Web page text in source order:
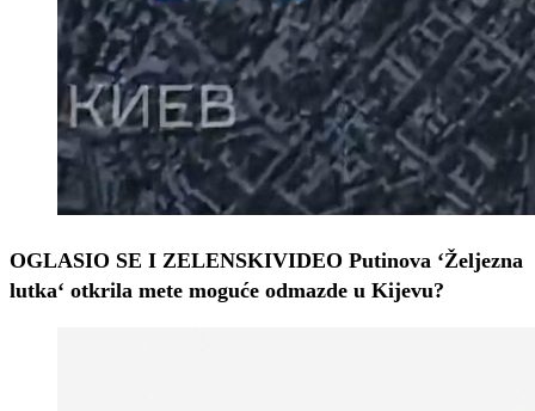
OGLASIO SE I ZELENSKIVIDEO Putinova ‘Željezna
lutka‘ otkrila mete moguće odmazde u Kijevu?